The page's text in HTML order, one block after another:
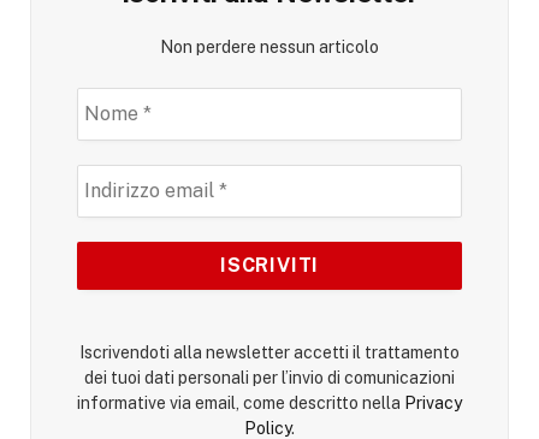
Non perdere nessun articolo
Iscrivendoti alla newsletter accetti il trattamento
dei tuoi dati personali per l’invio di comunicazioni
informative via email, come descritto nella Privacy
Policy.